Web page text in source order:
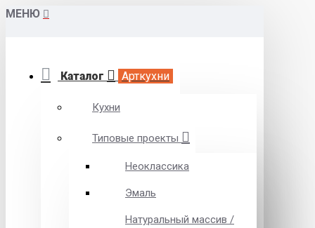
МЕНЮ
Каталог Арткухни
Кухни
Типовые проекты
Неоклассика
Эмаль
Натуральный массив /